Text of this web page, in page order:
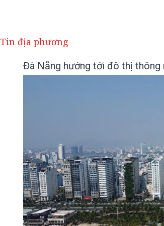
Tin địa phương
Đà Nẵng hướng tới đô thị thông